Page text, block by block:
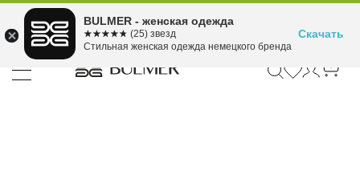
Подели оплату на 4
платежа ⓘ
Для покупок от 300 ₽ до 30,000 ₽
BULMER - женская одежда
☆☆☆☆☆
★★★★★ (25) звезд
Стильная женская одежда немецкого бренда
Скачать